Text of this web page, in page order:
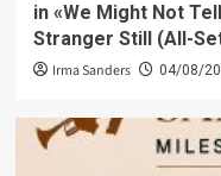
in «We Might Not
Stranger Still (All-
Irma Sanders 04/08/